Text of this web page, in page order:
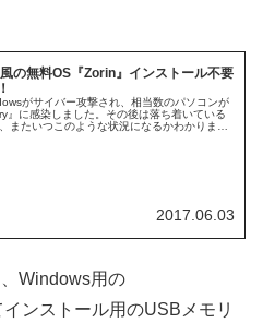
の無料OS『Zorin』インストール不要
がサイバー攻撃され、相当数のパソコンが
』に感染しました。その後は落ち着いている
またいつこのような状況になるかわかりませ
2017.06.03
Windows用の
ンストール用のUSBメモリ